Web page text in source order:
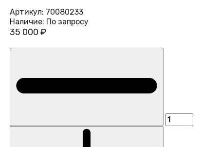
Артикул: 70080233
Наличие: По запросу
35 000 ₽